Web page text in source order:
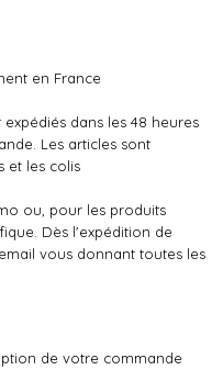
en France
dans les 48 heures
Les articles sont
et les colis
ou, pour les produits
Dès l'expédition de
vous donnant toutes les
de votre commande